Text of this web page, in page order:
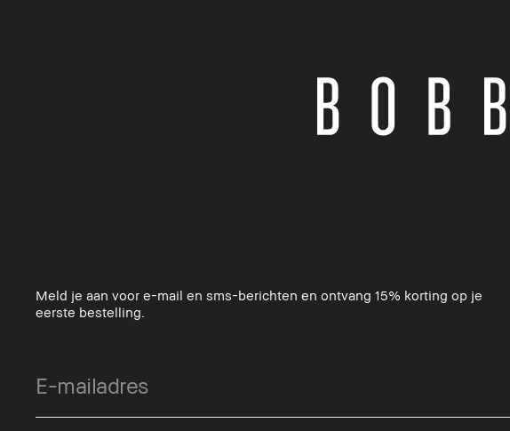
Meld je aan voor e-mail en sms-berichten en ontvang 15% korting op je
eerste bestelling.